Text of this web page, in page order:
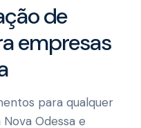
de
empresas
para qualquer
Odessa e